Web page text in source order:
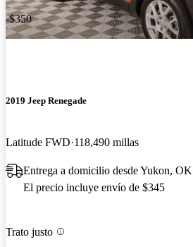
-$350
2019 Jeep Renegade
Latitude FWD 118,490 millas
Entrega a domicilio desde Yukon, OK
El precio incluye envío de $345
Trato justo